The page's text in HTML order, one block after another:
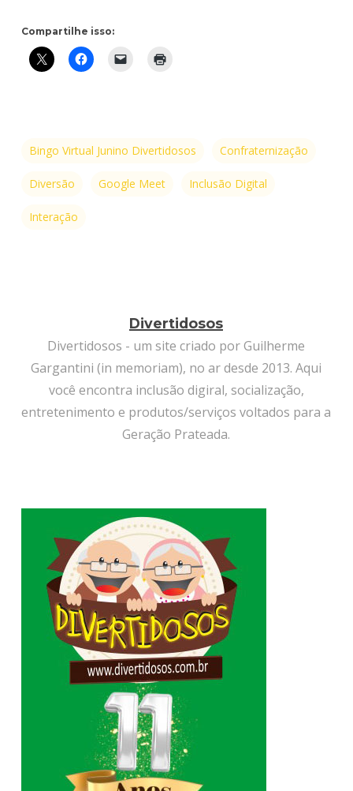
Compartilhe isso:
Bingo Virtual Junino Divertidosos Confraternização
Diversão Google Meet Inclusão Digital
Interação
Divertidosos
Divertidosos - um site criado por Guilherme
Gargantini (in memoriam), no ar desde 2013. Aqui
você encontra inclusão digiral, socialização,
entretenimento e produtos/serviços voltados para a
Geração Prateada.